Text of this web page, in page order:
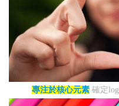
專注於核心元素確定